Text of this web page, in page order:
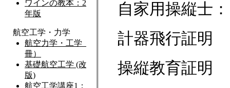
自家用操縦士
計器飛行証明
操縦教育証明